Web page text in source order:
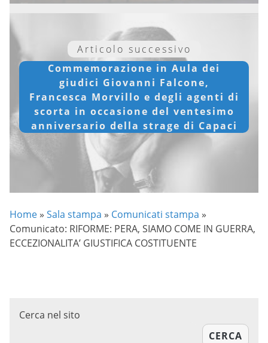
Articolo successivo
Commemorazione in Aula dei
giudici Giovanni Falcone,
Francesca Morvillo e degli agenti di
scorta in occasione del ventesimo
anniversario della strage di Capaci
Home » Sala stampa » Comunicati stampa »
Comunicato: RIFORME: PERA, SIAMO COME IN GUERRA,
ECCEZIONALITA’ GIUSTIFICA COSTITUENTE
Cerca nel sito
CERCA